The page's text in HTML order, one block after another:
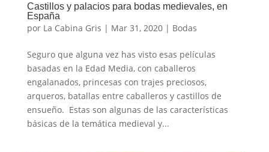
Castillos y palacios para bodas medievales, en
España
por La Cabina Gris | Mar 31, 2020| Bodas
Seguro que alguna vez has visto esas películas
basadas en la Edad Media, con caballeros
engalanados, princesas con trajes preciosos,
arqueros, batallas entre caballeros y castillos de
ensueño. Estas son algunas de las características
básicas de la temática medieval y...